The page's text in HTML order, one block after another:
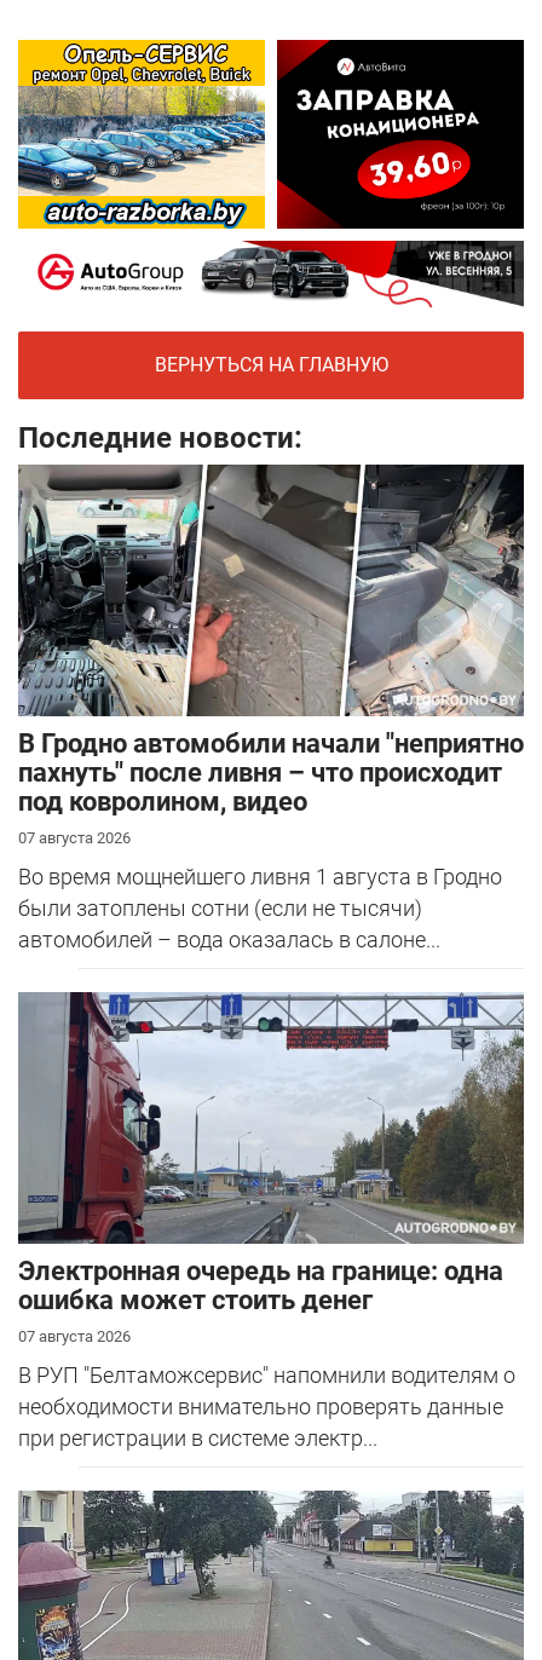
ВЕРНУТЬСЯ НА ГЛАВНУЮ
Последние новости:
В Гродно автомобили начали "неприятно
пахнуть" после ливня – что происходит
под ковролином, видео
07 августа 2026
Во время мощнейшего ливня 1 августа в Гродно
были затоплены сотни (если не тысячи)
автомобилей – вода оказалась в салоне...
Электронная очередь на границе: одна
ошибка может стоить денег
07 августа 2026
В РУП "Белтаможсервис" напомнили водителям о
необходимости внимательно проверять данные
при регистрации в системе электр...